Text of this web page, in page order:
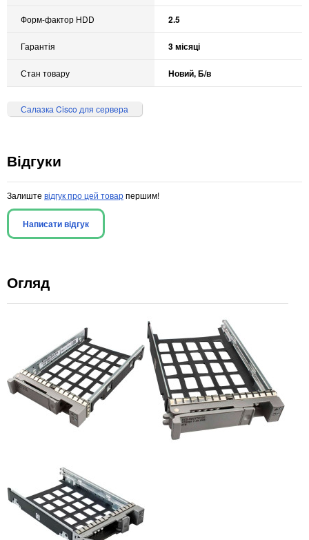
Форм-фактор HDD 2.5
Гарантія 3 місяці
Стан товару Новий, Б/в
Салазка Cisco для сервера
Відгуки
Залиште відгук про цей товарпершим!
Написати відгук
Огляд